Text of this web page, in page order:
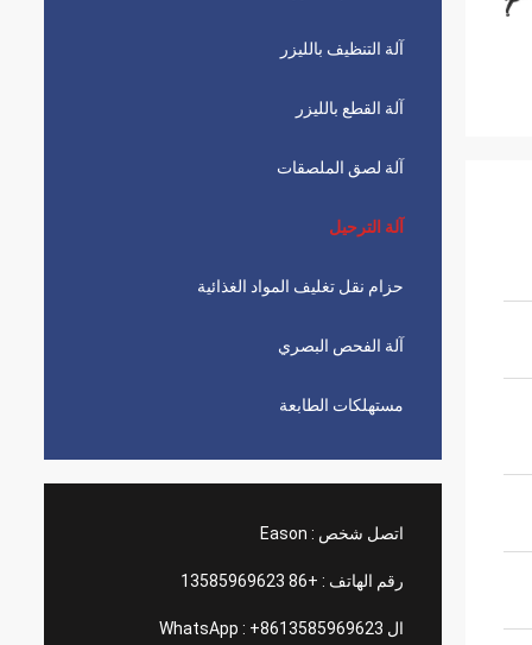
آلة التنظيف بالليزر
آلة القطع بالليزر
آلة لصق الملصقات
آلة الترحيل
حزام نقل تغليف المواد الغذائية
آلة الفحص البصري
مستهلكات الطابعة
اتصل شخص : Eason
رقم الهاتف : +86 13585969623
ال WhatsApp : +8613585969623